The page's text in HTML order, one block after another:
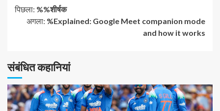
जारी
रहे
हैं
पिछला: %%शीर्षक
अगला: %Explained: Google Meet companion mode
and how it works
संबंधित कहानियां